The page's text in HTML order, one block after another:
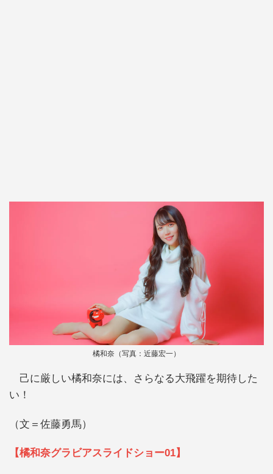
橘和奈（写真：近藤宏一）
己に厳しい橘和奈には、さらなる大飛躍を期待した
い！
（文＝佐藤勇馬）
【橘和奈グラビアスライドショー01】